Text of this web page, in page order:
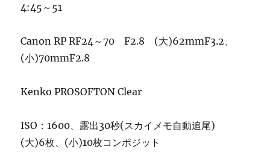
4:45～51
Canon RP RF24～70 F2.8 (大)62mmF3.2、
(小)70mmF2.8
Kenko PROSOFTON Clear
ISO：1600、露出30秒(スカイメモ自動追尾)
(大)6枚、(小)10枚コンポジット